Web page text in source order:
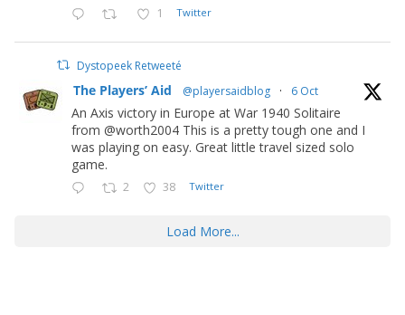
1 Twitter
Dystopeek Retweeté
The Players’ Aid @playersaidblog · 6 Oct
An Axis victory in Europe at War 1940 Solitaire
from @worth2004 This is a pretty tough one and I
was playing on easy. Great little travel sized solo
game.
2 38 Twitter
Load More...